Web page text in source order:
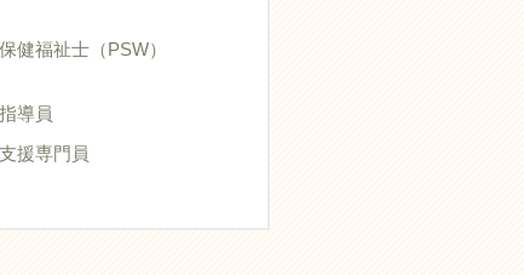
健福祉士（PSW）
導員
援専門員